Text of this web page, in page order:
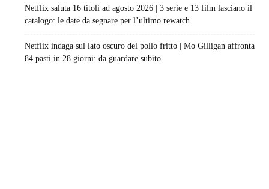
Netflix saluta 16 titoli ad agosto 2026 | 3 serie e 13 film lasciano il
catalogo: le date da segnare per l’ultimo rewatch
Netflix indaga sul lato oscuro del pollo fritto | Mo Gilligan affronta
84 pasti in 28 giorni: da guardare subito